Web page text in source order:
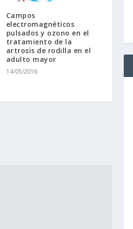
Campos
electromagnéticos
pulsados y ozono en el
tratamiento de la
artrosis de rodilla en el
adulto mayor
14/05/2016